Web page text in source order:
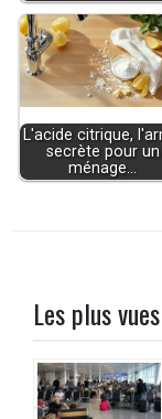
L'acide citrique,
secrète pour un
ménage…
Les plus vues